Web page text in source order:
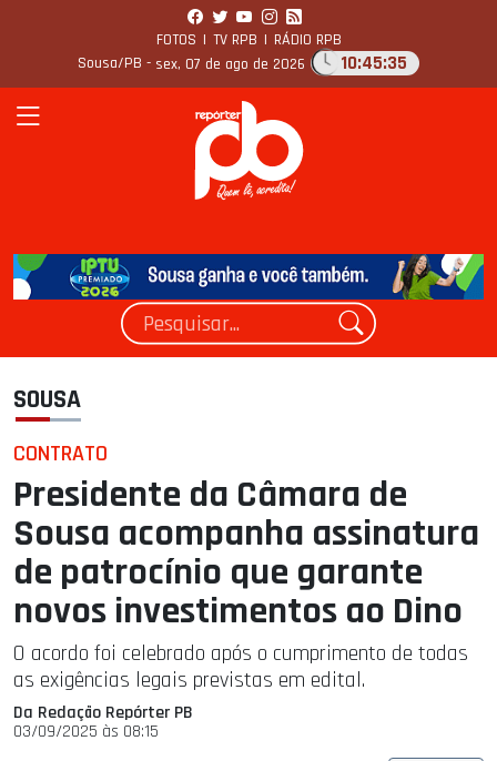
FOTOS | TV RPB | RÁDIO RPB
Sousa/PB - sex, 07 de ago de 2026 10:45:36
SOUSA
CONTRATO
Presidente da Câmara de
Sousa acompanha assinatura
de patrocínio que garante
novos investimentos ao Dino
O acordo foi celebrado após o cumprimento de todas
as exigências legais previstas em edital.
Da Redação Repórter PB
03/09/2025 às 08:15